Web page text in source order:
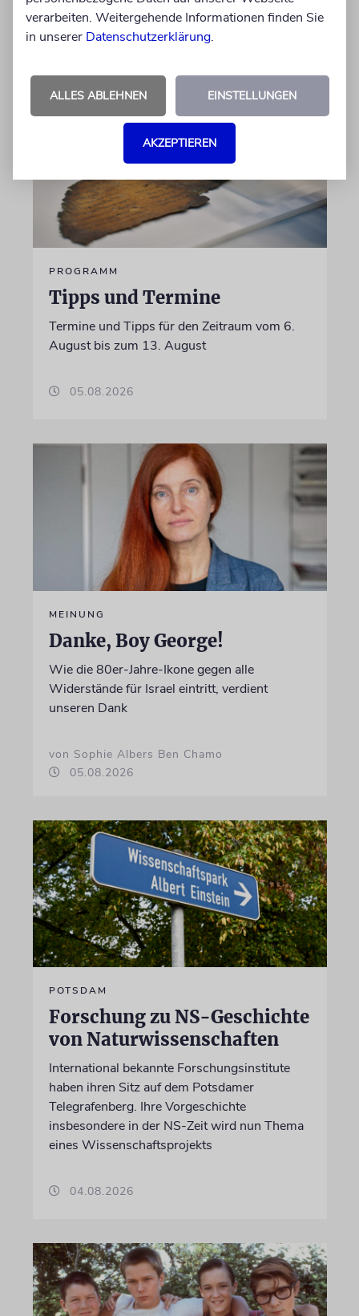
PROGRAMM
Tipps und Termine
Termine und Tipps für den Zeitraum vom 6.
August bis zum 13. August
05.08.2026
MEINUNG
Danke, Boy George!
Wie die 80er-Jahre-Ikone gegen alle
Widerstände für Israel eintritt, verdient
unseren Dank
von Sophie Albers Ben Chamo
05.08.2026
POTSDAM
Forschung zu NS-Geschichte
von Naturwissenschaften
International bekannte Forschungsinstitute
haben ihren Sitz auf dem Potsdamer
Telegrafenberg. Ihre Vorgeschichte
insbesondere in der NS-Zeit wird nun Thema
eines Wissenschaftsprojekts
04.08.2026
verarbeiten. Weitergehende Informationen finden Sie
in unserer Datenschutzerklärung.
ALLES ABLEHNEN EINSTELLUNGEN
AKZEPTIEREN